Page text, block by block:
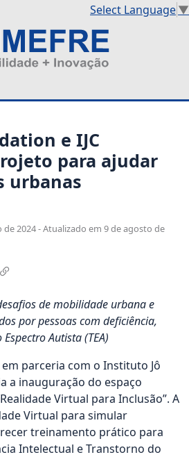
Select Language▼
e IJC
para ajudar
urbanas
2024 - Atualizado em 9 de agosto de
de mobilidade urbana e
por pessoas com deficiência,
Autista (TEA)
parceria com o Instituto Jô
a inauguração do espaço
Virtual para Inclusão”. A
Virtual para simular
treinamento prático para
Intelectual e Transtorno do